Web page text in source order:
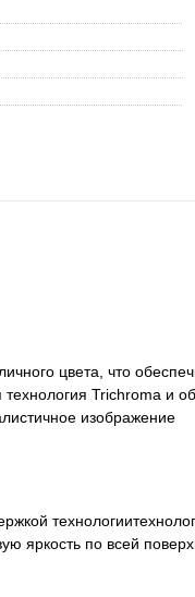
цвета, что
Trichroma и
изображение
яркость по всей